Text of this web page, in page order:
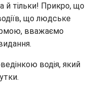
й тільки! Прикро, що
що людське
вважаємо
водія, який